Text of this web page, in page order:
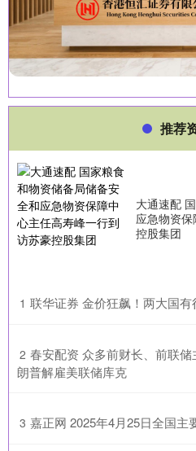
推荐
大通速配
应急物资
控股集团
1 联华证券 金价狂飙！两大国有
2 春安配资 众多前财长、前联
朗普解雇美联储库克
3 嘉正网 2025年4月25日全国主